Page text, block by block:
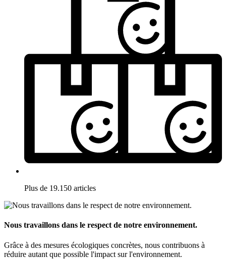
Plus de 19.150 articles
Nous travaillons dans le respect de notre environnement.
Grâce à des mesures écologiques concrètes, nous contribuons à
réduire autant que possible l'impact sur l'environnement.